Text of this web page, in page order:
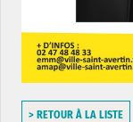
> RETOUR À LA LISTE